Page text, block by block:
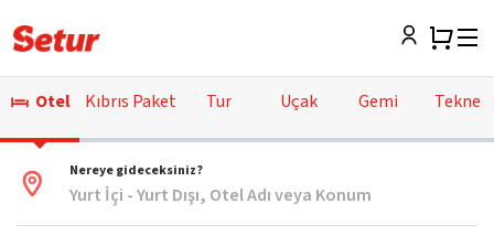
Otel Kıbrıs Paket Tur Uçak Gemi Tekne
Nereye gideceksiniz?
Yurt İçi - Yurt Dışı, Otel Adı veya Konum